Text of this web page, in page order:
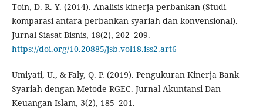
Toin, D. R. Y. (2014). Analisis kinerja perbankan (Studi
komparasi antara perbankan syariah dan konvensional).
Jurnal Siasat Bisnis, 18(2), 202–209.
https://doi.org/10.20885/jsb.vol18.iss2.art6
Umiyati, U., & Faly, Q. P. (2019). Pengukuran Kinerja Bank
Syariah dengan Metode RGEC. Jurnal Akuntansi Dan
Keuangan Islam, 3(2), 185–201.